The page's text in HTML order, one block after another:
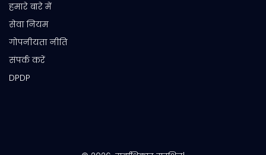
हमारे बारे में
सेवा नियम
गोपनीयता नीति
संपर्क करें
DPDP